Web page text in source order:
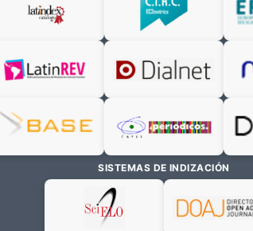
SISTEMAS DE INDIZACIÓN